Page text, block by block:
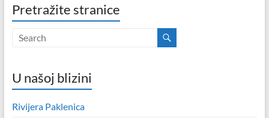
Pretražite stranice
U našoj blizini
Rivijera Paklenica